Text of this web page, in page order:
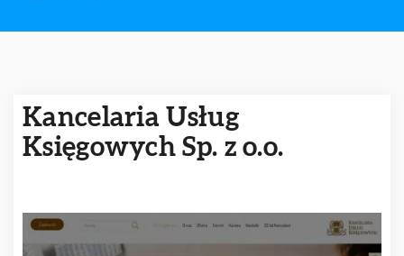
Kancelaria Usług
Księgowych Sp. z o.o.